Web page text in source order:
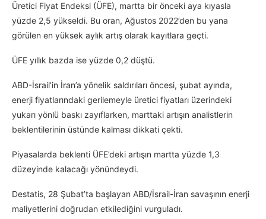
Üretici Fiyat Endeksi (ÜFE), martta bir önceki aya kıyasla
yüzde 2,5 yükseldi. Bu oran, Ağustos 2022’den bu yana
görülen en yüksek aylık artış olarak kayıtlara geçti.
ÜFE yıllık bazda ise yüzde 0,2 düştü.
ABD-İsrail’in İran’a yönelik saldırıları öncesi, şubat ayında,
enerji fiyatlarındaki gerilemeyle üretici fiyatları üzerindeki
yukarı yönlü baskı zayıflarken, marttaki artışın analistlerin
beklentilerinin üstünde kalması dikkati çekti.
Piyasalarda beklenti ÜFE’deki artışın martta yüzde 1,3
düzeyinde kalacağı yönündeydi.
Destatis, 28 Şubat’ta başlayan ABD/İsrail-İran savaşının enerji
maliyetlerini doğrudan etkilediğini vurguladı.